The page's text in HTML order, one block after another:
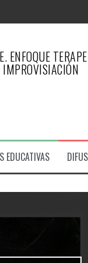
ENFOQUE
IMPROVISIACIÓN
EDUCATIVAS